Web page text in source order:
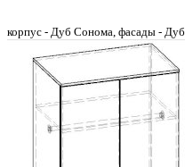
корпус - Дуб Сонома, фасады -